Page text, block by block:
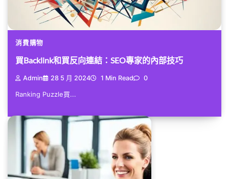
消費購物
買Backlink和買反向連結：SEO專家的內部技巧
Admin 28 5 月 2024 1 Min Read 0
Ranking Puzzle買...